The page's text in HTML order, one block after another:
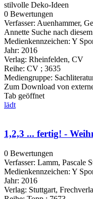
stilvolle Deko-Ideen
0 Bewertungen
Verfasser: Auenhammer,
Annette Suche nach
Medienkennzeichen: Y
Jahr: 2016
Verlag: Rheinfelden, CV
Reihe: CV ; 3635
Mediengruppe:
Zum Download von
Tab geöffnet
lädt
1,2,3 ... fertig! -
0 Bewertungen
Verfasser: Lamm, Pascale
Medienkennzeichen: Y
Jahr: 2016
Verlag: Stuttgart,